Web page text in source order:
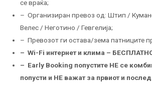
се враќа;
– Организиран превоз од: Штип /
Велес / Неготино / Гевгелија;
– Превозот ги остава/зема патниците
– Wi-Fi интернет и клима –
– Еarly Booking попустите НЕ се
попусти и НЕ важат за првиот и